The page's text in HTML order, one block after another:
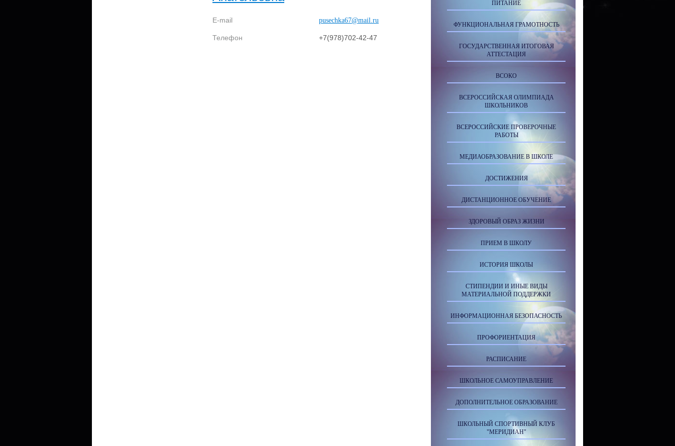
E-mail pusechka67@mail.ru
Телефон +7(978)702-42-47
ПИТАНИЕ
ФУНКЦИОНАЛЬНАЯ ГРАМОТНОСТЬ
ГОСУДАРСТВЕННАЯ ИТОГОВАЯ
АТТЕСТАЦИЯ
ВСОКО
ВСЕРОССИЙСКАЯ ОЛИМПИАДА
ШКОЛЬНИКОВ
ВСЕРОССИЙСКИЕ ПРОВЕРОЧНЫЕ
РАБОТЫ
МЕДИАОБРАЗОВАНИЕ В ШКОЛЕ
ДОСТИЖЕНИЯ
ДИСТАНЦИОННОЕ ОБУЧЕНИЕ
ЗДОРОВЫЙ ОБРАЗ ЖИЗНИ
ПРИЕМ В ШКОЛУ
ИСТОРИЯ ШКОЛЫ
СТИПЕНДИИ И ИНЫЕ ВИДЫ
МАТЕРИАЛЬНОЙ ПОДДЕРЖКИ
ИНФОРМАЦИОННАЯ БЕЗОПАСНОСТЬ
ПРОФОРИЕНТАЦИЯ
РАСПИСАНИЕ
ШКОЛЬНОЕ САМОУПРАВЛЕНИЕ
ДОПОЛНИТЕЛЬНОЕ ОБРАЗОВАНИЕ
ШКОЛЬНЫЙ СПОРТИВНЫЙ КЛУБ
"МЕРИДИАН"